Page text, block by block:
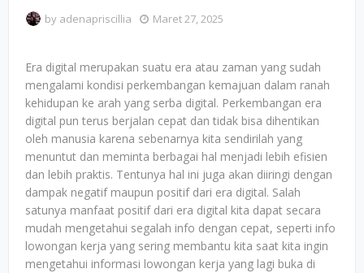
by adenapriscillia Maret 27, 2025
Era digital merupakan suatu era atau zaman yang sudah
mengalami kondisi perkembangan kemajuan dalam ranah
kehidupan ke arah yang serba digital. Perkembangan era
digital pun terus berjalan cepat dan tidak bisa dihentikan
oleh manusia karena sebenarnya kita sendirilah yang
menuntut dan meminta berbagai hal menjadi lebih efisien
dan lebih praktis. Tentunya hal ini juga akan diiringi dengan
dampak negatif maupun positif dari era digital. Salah
satunya manfaat positif dari era digital kita dapat secara
mudah mengetahui segalah info dengan cepat, seperti info
lowongan kerja yang sering membantu kita saat kita ingin
mengetahui informasi lowongan kerja yang lagi buka di